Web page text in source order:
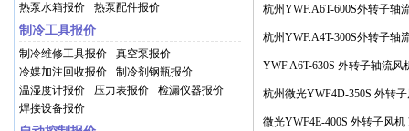
备 冷冻冷藏库制冷机组价格
杭州YWF.A6T-600S外转子轴
冷水机空调电机 冷凝器风扇
杭州YWF.A4T-300S外转子轴
冷水机 维修风机 冷凝器风扇
YWF.A6T-630S 外转子轴流风
冷水机冻干机风机 冷凝器冷
杭州微光YWF4D-350S 外转
水机空调冻干机电机 低噪音
微光YWF4E-400S 外转子风
热泵水箱报价
热泵配件报价
制冷工具报价
制冷维修工具报价
真空泵报价
冷媒加注回收报价
制冷剂钢瓶报价
温湿度计报价
压力表报价
检漏仪器报价
焊接设备报价